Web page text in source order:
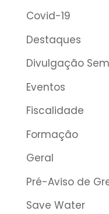
Covid-19
Destaques
Divulgação
Eventos
Fiscalidade
Formação
Geral
Pré-Aviso de
Save Water